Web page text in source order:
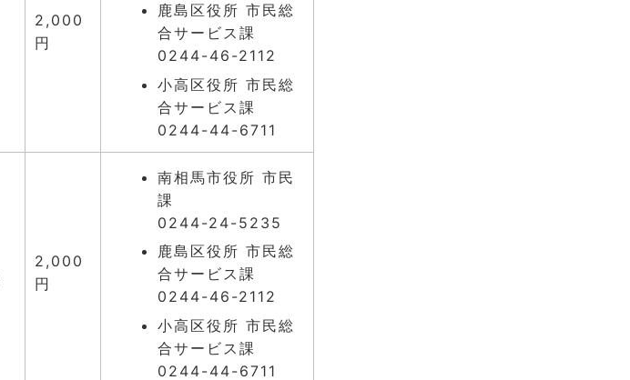
2,000
円
鹿島区役所 市民総
合サービス課
0244-46-2112
小高区役所 市民総
合サービス課
0244-44-6711
2,000
円
南相馬市役所 市民
課
0244-24-5235
鹿島区役所 市民総
合サービス課
0244-46-2112
小高区役所 市民総
合サービス課
0244-44-6711